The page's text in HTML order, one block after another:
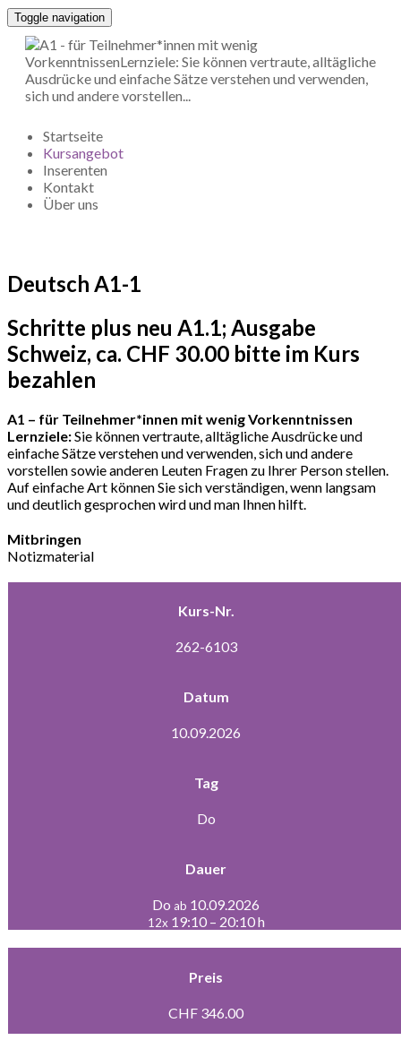
Toggle navigation
Startseite
Kursangebot
Inserenten
Kontakt
Über uns
Deutsch A1-1
Schritte plus neu A1.1; Ausgabe
Schweiz, ca. CHF 30.00 bitte im Kurs
bezahlen
A1 – für Teilnehmer*innen mit wenig Vorkenntnissen
Lernziele:Sie können vertraute, alltägliche Ausdrücke und
einfache Sätze verstehen und verwenden, sich und andere
vorstellen sowie anderen Leuten Fragen zu Ihrer Person stellen.
Auf einfache Art können Sie sich verständigen, wenn langsam
und deutlich gesprochen wird und man Ihnen hilft.
Mitbringen
Notizmaterial
Kurs-Nr.
262-6103
Datum
10.09.2026
Tag
Do
Dauer
Do ab 10.09.2026
12x 19:10 – 20:10 h
Preis
CHF 346.00